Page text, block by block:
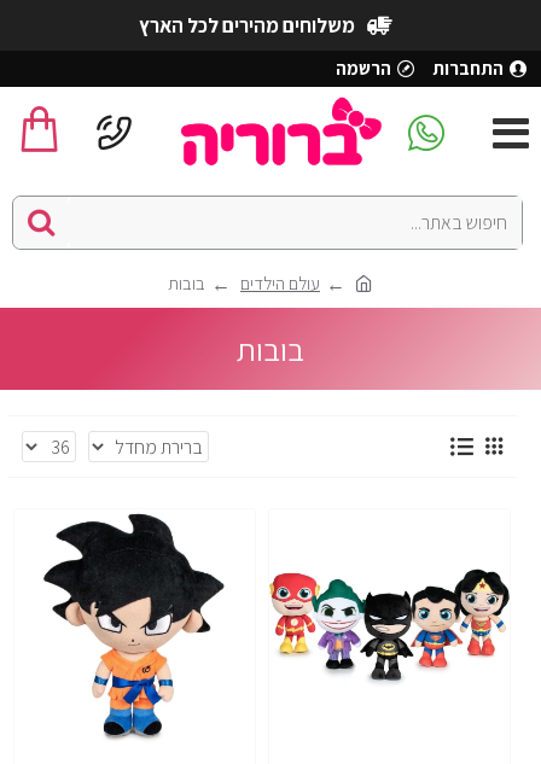
משלוחים מהירים לכל הארץ
התחברות הרשמה
עולם הילדים בובות
בובות